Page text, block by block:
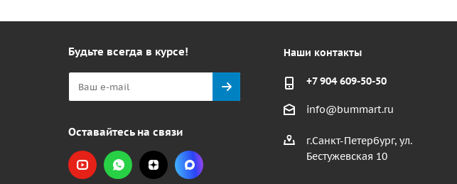
Будьте всегда в курсе!
Оставайтесь на связи
Наши контакты
+7 904 609-50-50
info@bummart.ru
г.Санкт-Петербург, ул.
Бестужевская 10